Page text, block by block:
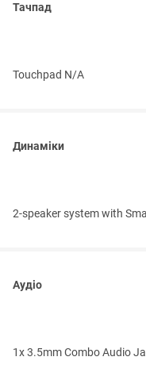
Тачпад
Touchpad N/A
Динаміки
2-speaker system with
Аудіо
1x 3.5mm Combo Audio